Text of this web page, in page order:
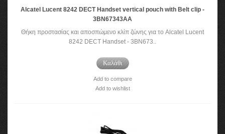
Alcatel Lucent 8242 DECT Handset vertical pouch with Belt clip -
3BN67343AA
Θήκη προστασίας και αποσπώμενο κλίπ ζώνης για το Alcatel Lucent
8242 DECT Handset - 3BN673..
Καλάθι
Add to compare
Add to wishlist